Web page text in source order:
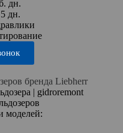
дн.
дн.
бренда Liebherr
моделей: